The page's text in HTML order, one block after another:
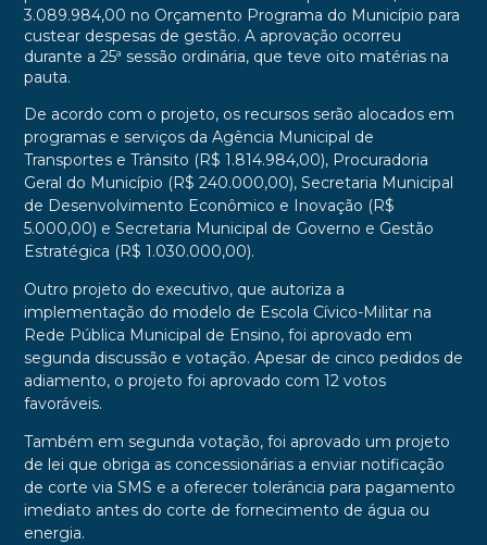
3.089.984,00 no Orçamento Programa do Município para
custear despesas de gestão. A aprovação ocorreu
durante a 25ª sessão ordinária, que teve oito matérias na
pauta.
De acordo com o projeto, os recursos serão alocados em
programas e serviços da Agência Municipal de
Transportes e Trânsito (R$ 1.814.984,00), Procuradoria
Geral do Município (R$ 240.000,00), Secretaria Municipal
de Desenvolvimento Econômico e Inovação (R$
5.000,00) e Secretaria Municipal de Governo e Gestão
Estratégica (R$ 1.030.000,00).
Outro projeto do executivo, que autoriza a
implementação do modelo de Escola Cívico-Militar na
Rede Pública Municipal de Ensino, foi aprovado em
segunda discussão e votação. Apesar de cinco pedidos de
adiamento, o projeto foi aprovado com 12 votos
favoráveis.
Também em segunda votação, foi aprovado um projeto
de lei que obriga as concessionárias a enviar notificação
de corte via SMS e a oferecer tolerância para pagamento
imediato antes do corte de fornecimento de água ou
energia.